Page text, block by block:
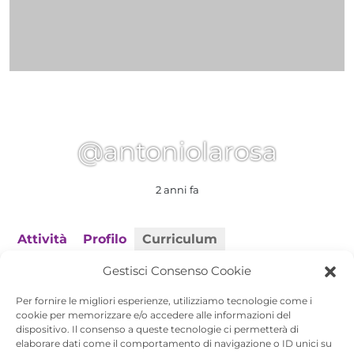
Gestisci Consenso Cookie
Per fornire le migliori esperienze, utilizziamo tecnologie come i
cookie per memorizzare e/o accedere alle informazioni del
dispositivo. Il consenso a queste tecnologie ci permetterà di
elaborare dati come il comportamento di navigazione o ID unici su
@antoniolarosa
2 anni fa
Attività Profilo Curriculum
Curriculum
Il curriculum viene visualizzato solamente
per gli artisti iscritti a CertArt